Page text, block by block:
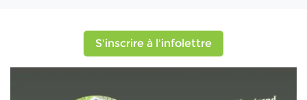
S'inscrire à l'infolettre